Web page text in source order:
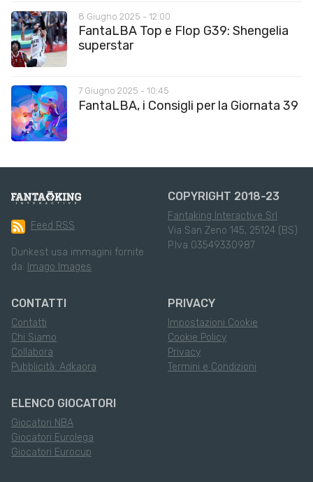
8 Giugno 2025 - 12:00
FantaLBA Top e Flop G39: Shengelia
superstar
7 Giugno 2025 - 10:45
FantaLBA, i Consigli per la Giornata 39
Feed RSS
Dunkest usa immagini fornite
da: Imago Images
COPYRIGHT 2018-23
Fantaking Interactive Srl
Via San Zeno 145, 25124 (BS)
P.Iva 03549330987
CONTATTI
Contatti
Chi Siamo
Collabora
Pubblicità: Adkaora
PRIVACY
Impostazioni Cookie
Cookie Policy
Privacy
Termini e Condizioni
ELENCO GIOCATORI
Giocatori NBA
Giocatori Eurolega
Giocatori Eurocup